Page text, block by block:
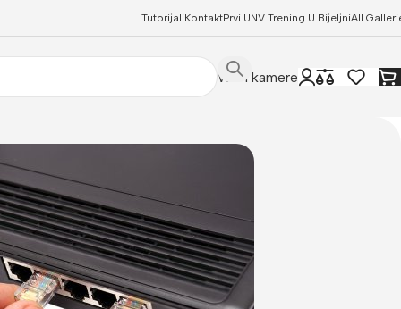
TutorijaliKontaktPrvi UNV Trening U BijeljniAll
WIFI kamere